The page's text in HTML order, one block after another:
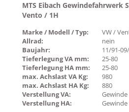
MTS Eibach Gewindefahrwerk
Vento / 1H
Marke / Modell / Typ:
VW /
Allrad:
nein
Baujahr:
11/91-
Tieferlegung VA mm:
25-80
Tieferlegung HA mm:
25-80
max. Achslast VA Kg:
980
max. Achslast HA Kg:
880
Verstellung VA:
Gewinde
Verstellung HA:
Gewinde